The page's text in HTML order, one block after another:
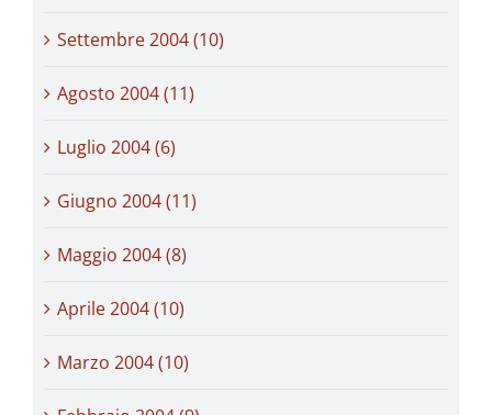
Settembre 2004 (10)
Agosto 2004 (11)
Luglio 2004 (6)
Giugno 2004 (11)
Maggio 2004 (8)
Aprile 2004 (10)
Marzo 2004 (10)